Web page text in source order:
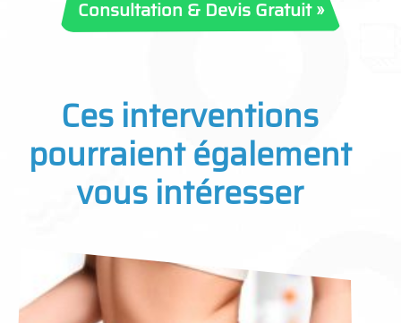
Consultation & Devis Gratuit »
Ces interventions
pourraient également
vous intéresser